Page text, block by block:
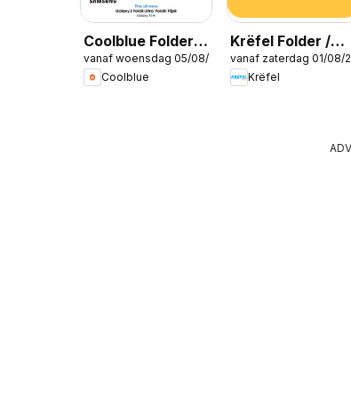
Coolblue Folder /
Publicité
vanaf woensdag 05/08/2026
Coolblue
Krëfel Folder /
Publicité
vanaf zaterdag 01/08/
Krëfel